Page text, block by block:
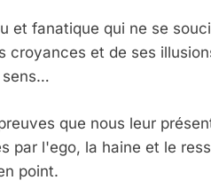
et fanatique qui ne se
croyances et de ses
sens…
que nous leur
par l'ego, la haine et le
point.